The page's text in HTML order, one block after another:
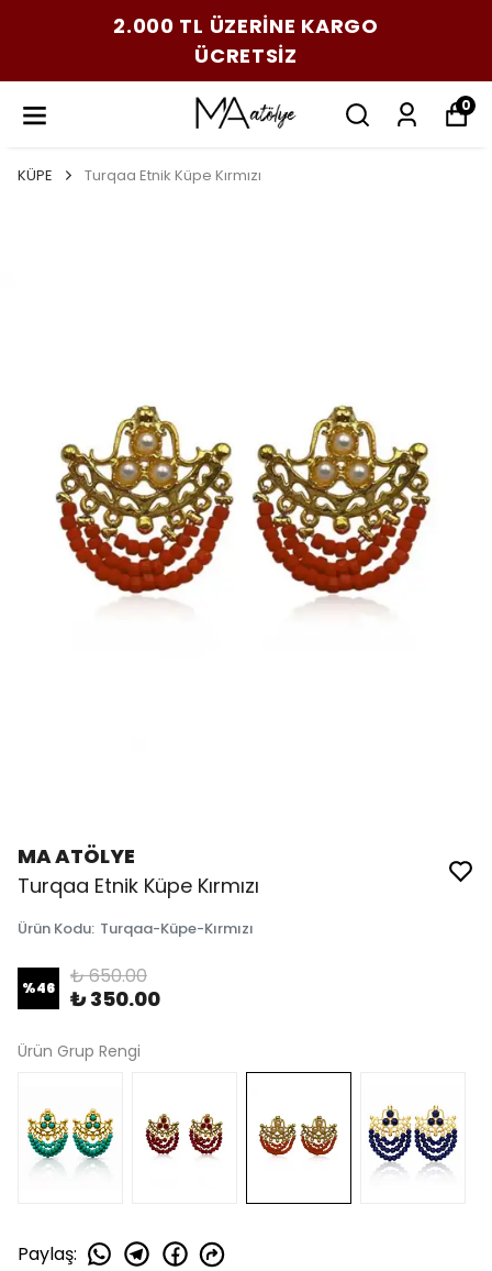
2.000 TL ÜZERİNE KARGO
ÜCRETSİZ
0
KÜPE Turqaa Etnik Küpe Kırmızı
MA ATÖLYE
Turqaa Etnik Küpe Kırmızı
Ürün Kodu: Turqaa-Küpe-Kırmızı
%46 ₺ 650.00
₺ 350.00
Ürün Grup Rengi
Paylaş: